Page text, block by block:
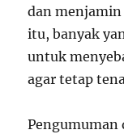
dan
itu, banyak
untuk
agar tetap